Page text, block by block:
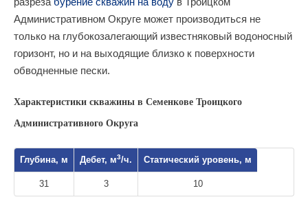
Административном Округе может производиться не
только на глубокозалегающий известняковый водоносный
горизонт, но и на выходящие близко к поверхности
обводненные пески.
Характеристики скважины в Семенкове Троицкого
Административного Округа
Глубина, м Дебет, м3/ч. Статический уровень, м
31 3 10